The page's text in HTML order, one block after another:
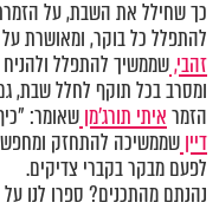
כך שחילל את השבת, על
להתפלל כל בוקר, ומאושרת
זהבי,שממשיך להתפלל ולהניח
ומסרב בכל תוקף לחלל שבת,
הזמראיתי תורג'מןשאומר:
דייןשממשיכה להתחזק
לפעם מבקר בקברי צדיקים.
נהנתם מהתכנים? ספרו לנו על